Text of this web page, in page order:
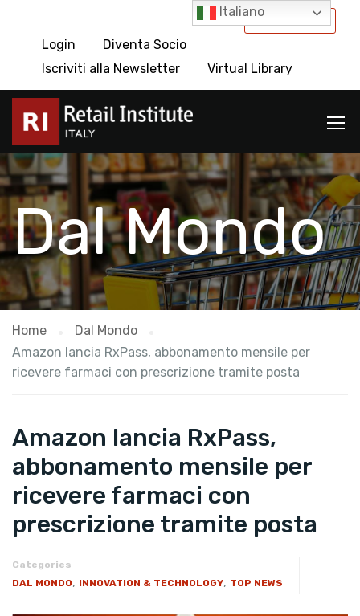
International
Login
Diventa Socio
Iscriviti alla Newsletter
Virtual Library
Dal Mondo
Home
Dal Mondo
Amazon lancia RxPass, abbonamento mensile per
ricevere farmaci con prescrizione tramite posta
Amazon lancia RxPass,
abbonamento mensile per
ricevere farmaci con
prescrizione tramite posta
Categories
DAL MONDO, INNOVATION & TECHNOLOGY, TOP NEWS
Italiano